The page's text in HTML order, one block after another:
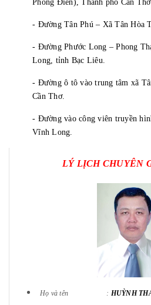
Phong Điền), Thành phố Cần Thơ.
- Đường Tân Phú – Xã Tân Hòa
- Đường Phước Long – Phong
Long, tỉnh Bạc Liêu.
- Đường ô tô vào trung tâm xã
Cần Thơ.
- Đường vào công viên truyền
Vĩnh Long.
LÝ LỊCH CHUYÊN
Họ và tên : HUỲNH